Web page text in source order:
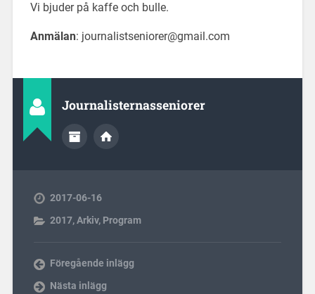
Vi bjuder på kaffe och bulle.
Anmälan: journalistseniorer@gmail.com
Journalisternasseniorer
2017-06-16
2017,Arkiv, Program
Föregående inlägg
Nästa inlägg